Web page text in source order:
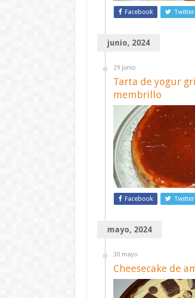
Facebook Twitter
junio, 2024
29 junio
Tarta de yogur
membrillo
Facebook Twitter
mayo, 2024
30 mayo
Cheesecake de